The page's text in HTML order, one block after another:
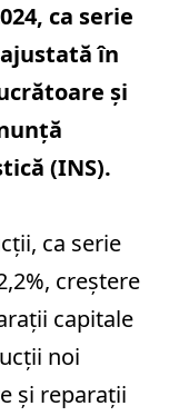
ca serie
în
şi
(INS).
ca serie
creştere
capitale
noi
şi reparaţii